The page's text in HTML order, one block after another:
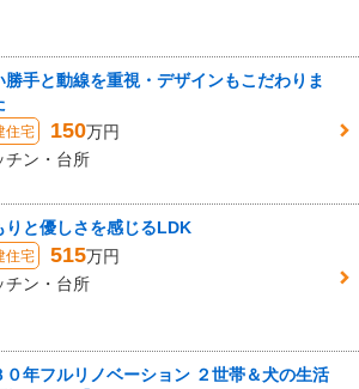
勝手と動線を重視・デザインもこだわりま
住宅 150万円
チン・台所
りと優しさを感じるLDK
住宅 515万円
チン・台所
０年フルリノベーション ２世帯＆犬の生活